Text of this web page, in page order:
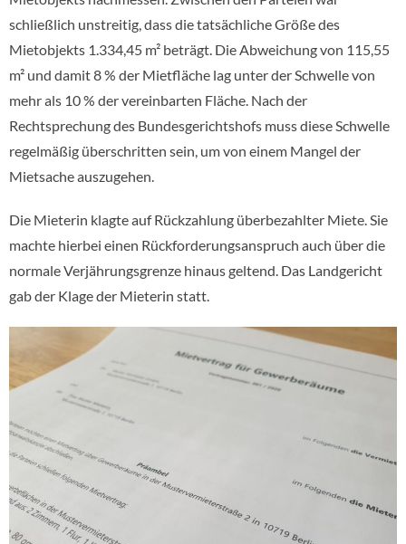
schließlich unstreitig, dass die tatsächliche Größe des
Mietobjekts 1.334,45 m² beträgt. Die Abweichung von 115,55
m² und damit 8 % der Mietfläche lag unter der Schwelle von
mehr als 10 % der vereinbarten Fläche. Nach der
Rechtsprechung des Bundesgerichtshofs muss diese Schwelle
regelmäßig überschritten sein, um von einem Mangel der
Mietsache auszugehen.
Die Mieterin klagte auf Rückzahlung überbezahlter Miete. Sie
machte hierbei einen Rückforderungsanspruch auch über die
normale Verjährungsgrenze hinaus geltend. Das Landgericht
gab der Klage der Mieterin statt.